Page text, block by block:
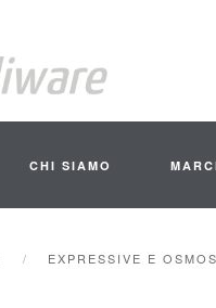
CHI SIAMO
EXPRESSIVE E